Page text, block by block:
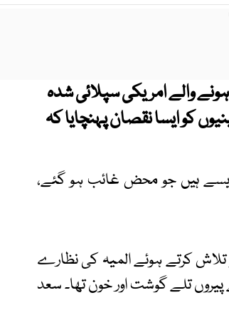
والے امریکی سپلائی شدہ
کو ایسا نقصان پہنچایا کہ
کے مطابق 2,842 فلسطینی ایسے ہیں جو محض غائب ہو گئے،
کو تلاش کرتے ہوئے المیہ کی نظارے
تلے گوشت اور خون تھا۔ سعد